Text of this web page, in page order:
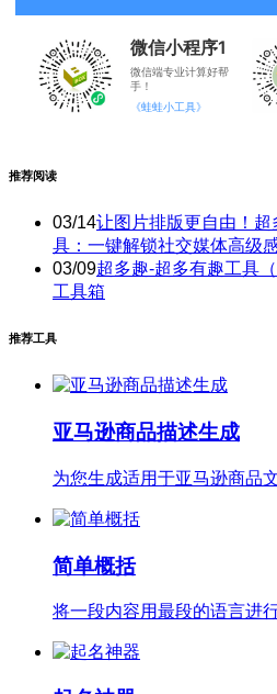
微信小程序1
微信端专业计算好帮
手！
《蛙蛙小工具》
推荐阅读
03/14让图片排版更自由！
具：一键解锁社交媒体高级
03/09超多趣-超多有趣工具
工具箱
推荐工具
亚马逊商品描述生成
为您生成适用于亚马逊商品
简单概括
将一段内容用最段的语言进